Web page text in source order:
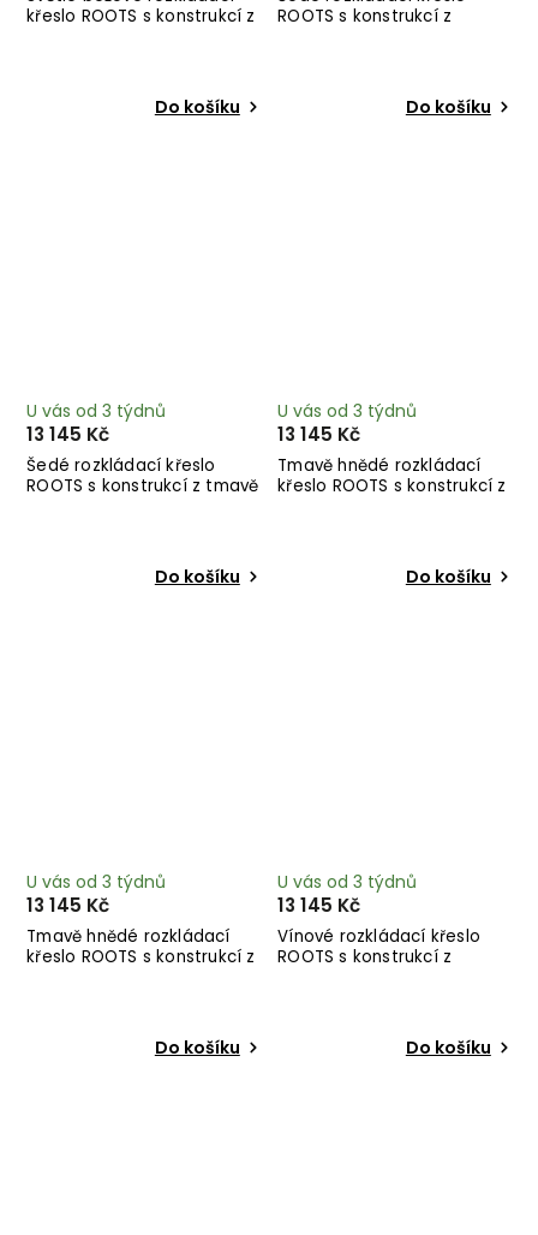
křeslo ROOTS s konstrukcí z
Do košíku
ROOTS s konstrukcí z
Do košíku
Šedé rozkládací křeslo
ROOTS s konstrukcí z tmavě
U vás od 3 týdnů
13 145 Kč
Do košíku
Tmavě hnědé rozkládací
křeslo ROOTS s konstrukcí z
U vás od 3 týdnů
13 145 Kč
Do košíku
Tmavě hnědé rozkládací
křeslo ROOTS s konstrukcí z
U vás od 3 týdnů
13 145 Kč
Do košíku
Vínové rozkládací křeslo
ROOTS s konstrukcí z
U vás od 3 týdnů
13 145 Kč
Do košíku